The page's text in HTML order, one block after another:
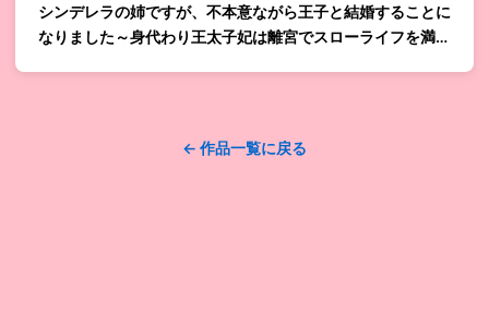
シンデレラの姉ですが、不本意ながら王子と結婚することに
なりました～身代わり王太子妃は離宮でスローライフを満喫
← 作品一覧に戻る